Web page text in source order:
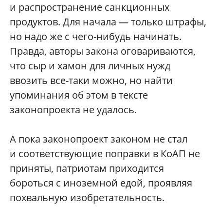
и распространение санкционных
продуктов. Для начала — только штрафы,
но надо же с чего-нибудь начинать.
Правда, авторы закона оговариваются,
что сыр и хамон для личных нужд
ввозить все-таки можно, но найти
упоминания об этом в тексте
законопроекта не удалось.
А пока законопроект законом не стал
и соответствующие поправки в КоАП не
приняты, патриотам приходится
бороться с иноземной едой, проявляя
похвальную изобретательность.